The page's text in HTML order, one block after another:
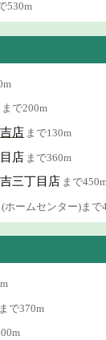
530m
まで200m
店 まで130m
店 まで360m
三丁目店 まで
(ホームセンター)まで
まで370m